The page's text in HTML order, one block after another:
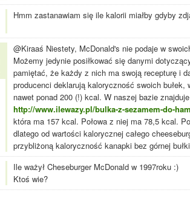
Hmm zastanawiam się ile kalorii miałby gdyby
@Kiraaś Niestety, McDonald's nie podaje w
Możemy jedynie posiłkować się danymi
pamiętać, że każdy z nich ma swoją recepturę i
producenci deklarują kaloryczność swoich
nawet ponad 200 (!) kcal. W naszej bazie
http://www.ilewazy.pl/bulka-z-sezamem-do-
która ma 157 kcal. Połowa z niej ma 78,5 kcal.
dlatego od wartości kalorycznej całego
przybliżoną kaloryczność kanapki bez górnej
Ile ważył Cheseburger McDonald w 1997roku :)
Ktoś wie?